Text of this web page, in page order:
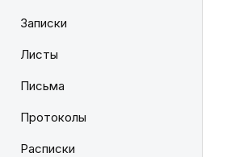
Записки
Листы
Письма
Протоколы
Расписки